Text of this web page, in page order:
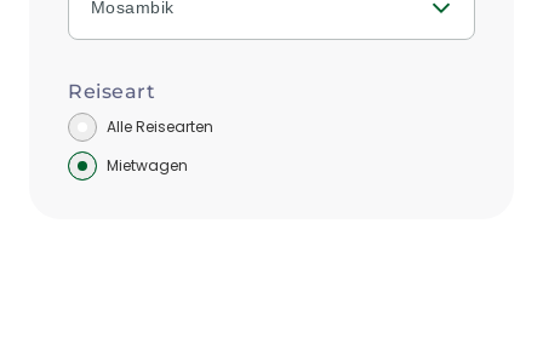
Mosambik
Reiseart
Alle Reisearten
Mietwagen